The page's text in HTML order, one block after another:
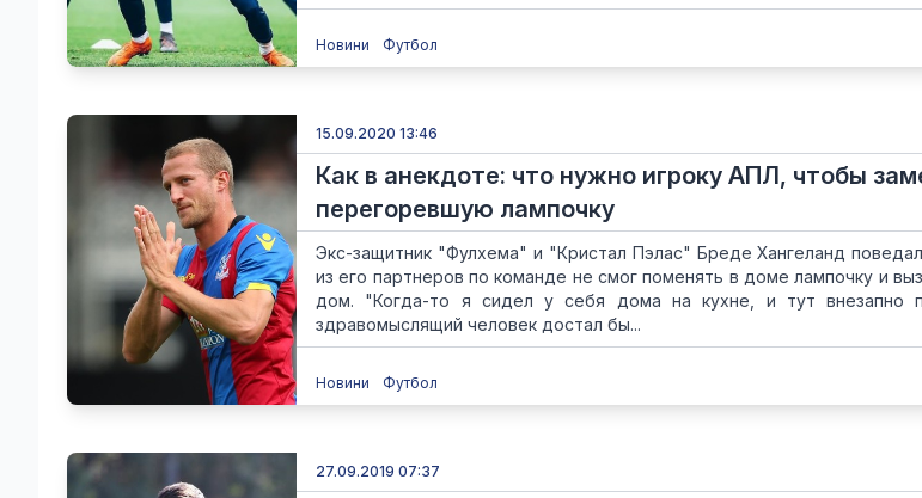
Новини Футбол
15.09.2020 13:46
Как в анекдоте: что нужно игроку АПЛ, чтобы
перегоревшую лампочку
Экс-защитник "Фулхема" и "Кристал Пэлас" Бреде Хангеланд
из его партнеров по команде не смог поменять в доме лампочку и
дом. "Когда-то я сидел у себя дома на кухне, и тут внезапно
здравомыслящий человек достал бы...
Новини Футбол
27.09.2019 07:37